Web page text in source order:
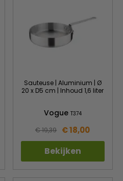
Sauteuse | Aluminium | Ø
20 x D5 cm | Inhoud 1,6 liter
Vogue T374
€ 19,39 € 18,00
Bekijken